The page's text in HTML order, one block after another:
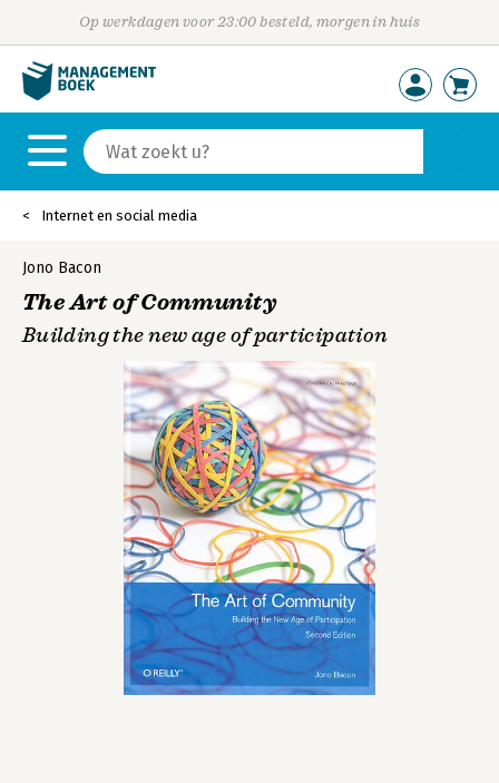
Op werkdagen voor 23:00 besteld, morgen in huis
Internet en social media
Jono Bacon
The Art of Community
Building the new age of participation